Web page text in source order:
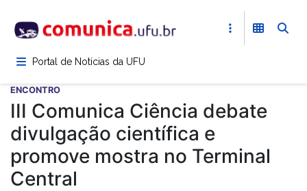
para
conteúdoPortal de Notícias da UFU
ENCONTRO
III Comunica Ciência debate
divulgação científica e
promove mostra no Terminal
Central